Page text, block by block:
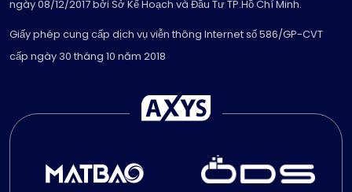
ngày 08/12/2017 bởi Sở Kế Hoạch và Đầu Tư TP.Hồ Chí Minh.
Giấy phép cung cấp dịch vụ viễn thông Internet số 586/GP-CVT
cấp ngày 30 tháng 10 năm 2018